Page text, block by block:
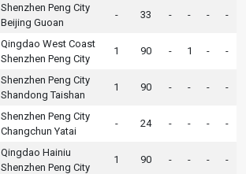
Shenzhen Peng City
Beijing Guoan
- 33 - - - -
Qingdao West Coast
Shenzhen Peng City
1 90 - 1 - -
Shenzhen Peng City
Shandong Taishan
1 90 - - - -
Shenzhen Peng City
Changchun Yatai
- 24 - - - -
Qingdao Hainiu
Shenzhen Peng City
1 90 - - - -